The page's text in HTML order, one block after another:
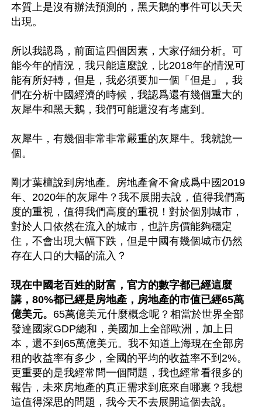
本質上是沒有辦法預測的，黑天鵝的事件可以天天
出現。
所以我認爲，前面這四個因素，大家仔細分析。可
能今年的情況，我只能這麼說，比2018年的情況可
能有所好轉，但是，我必須要加一個「但是」，我
們在分析中國經濟的時候，我認爲還有幾個重大的
灰犀牛和黑天鵝，我們可能還沒有考慮到。
灰犀牛，有幾個非常非常嚴重的灰犀牛。我就說一
個。
剛才葉檀說到房地產。房地產會不會成爲中國2019
年、2020年的灰犀牛？我不展開去說，值得我們高
度的重視，值得我們高度的重視！對於個別城市，
對於人口依然在流入的城市，也許房價能夠穩定
住，不會出現大幅下跌，但是中國有幾個城市仍然
存在人口的大幅的流入？
現在中國老百姓的財富，官方的數字都已經這麼
講，80%都已經是房地產，房地產的市值已經65萬
億美元。 65萬億美元什麼概念呢？相當於世界全部
發達國家GDP總和，美國加上全部歐洲，加上日
本，還不到65萬億美元。我不知道上海現在全部房
租的收益率有多少，全國的平均的收益率不到2%。
更重要的是我經常問一個問題，我也經常看很多的
報告，未來房地產的真正需求到底來自哪裏？我想
這值得深思的問題，我今天不去展開這個去說。